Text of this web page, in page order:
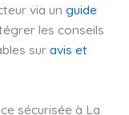
via un guide
les conseils
sur avis et
sécurisée à La